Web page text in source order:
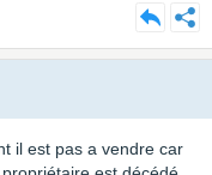
il est pas a vendre car